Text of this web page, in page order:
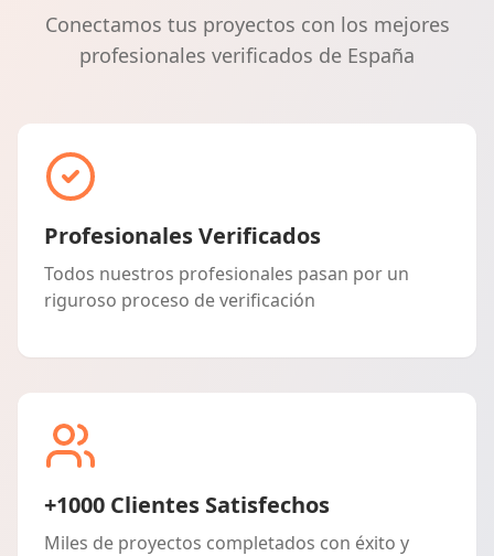
Conectamos tus proyectos con los mejores
profesionales verificados de España
Profesionales Verificados
Todos nuestros profesionales pasan por un
riguroso proceso de verificación
+1000 Clientes Satisfechos
Miles de proyectos completados con éxito y